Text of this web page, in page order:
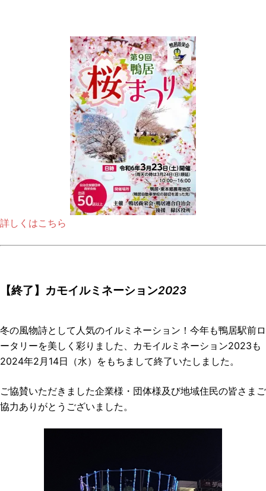
詳しくはこちら
【終了】カモイルミネーション2023
冬の風物詩として人気のイルミネーション！今年も鴨居駅前ロ
ータリーを美しく彩りました、カモイルミネーション2023も
2024年2月14日（水）をもちまして終了いたしました。
ご協賛いただきました企業様・団体様及び地域住民の皆さまご
協力ありがとうございました。